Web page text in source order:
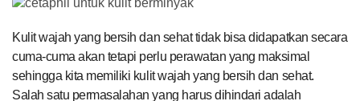
Kulit wajah yang bersih dan sehat tidak bisa didapatkan secara
cuma-cuma akan tetapi perlu perawatan yang maksimal
sehingga kita memiliki kulit wajah yang bersih dan sehat.
Salah satu permasalahan yang harus dihindari adalah